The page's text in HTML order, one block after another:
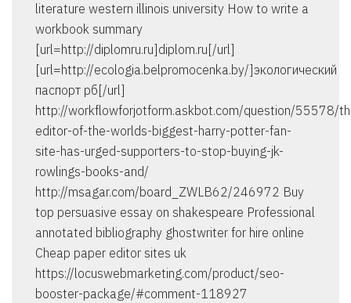
literature western illinois university How to write a
workbook summary
[url=http://diplomru.ru]diplom.ru[/url]
[url=http://ecologia.belpromocenka.by/]экологический
паспорт рб[/url]
http://workflowforjotform.askbot.com/question/55578/
editor-of-the-worlds-biggest-harry-potter-fan-
site-has-urged-supporters-to-stop-buying-jk-
rowlings-books-and/
http://msagar.com/board_ZWLB62/246972 Buy
top persuasive essay on shakespeare Professional
annotated bibliography ghostwriter for hire online
Cheap paper editor sites uk
https://locuswebmarketing.com/product/seo-
booster-package/#comment-118927